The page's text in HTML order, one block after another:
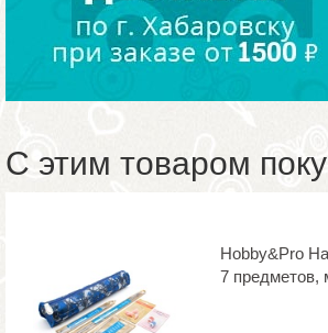
С этим товаром
Hobby&Pro
7 предметов,